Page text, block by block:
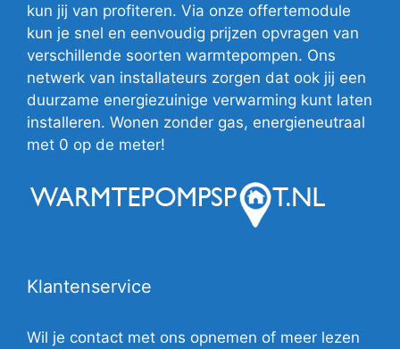
kun jij van profiteren. Via onze offertemodule
kun je snel en eenvoudig prijzen opvragen van
verschillende soorten warmtepompen. Ons
netwerk van installateurs zorgen dat ook jij een
duurzame energiezuinige verwarming kunt laten
installeren. Wonen zonder gas, energieneutraal
met 0 op de meter!
Klantenservice
Wil je contact met ons opnemen of meer lezen